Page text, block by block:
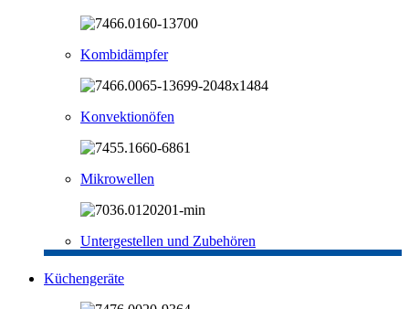
Kombidämpfer
Konvektionöfen
Mikrowellen
Untergestellen und Zubehören
Küchengeräte